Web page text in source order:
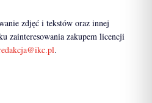
zdjęć i tekstów oraz innej
zainteresowania zakupem licencji
.